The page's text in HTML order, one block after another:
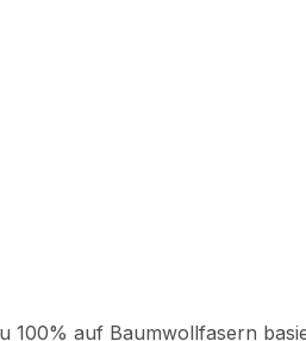
100% auf Baumwollfasern